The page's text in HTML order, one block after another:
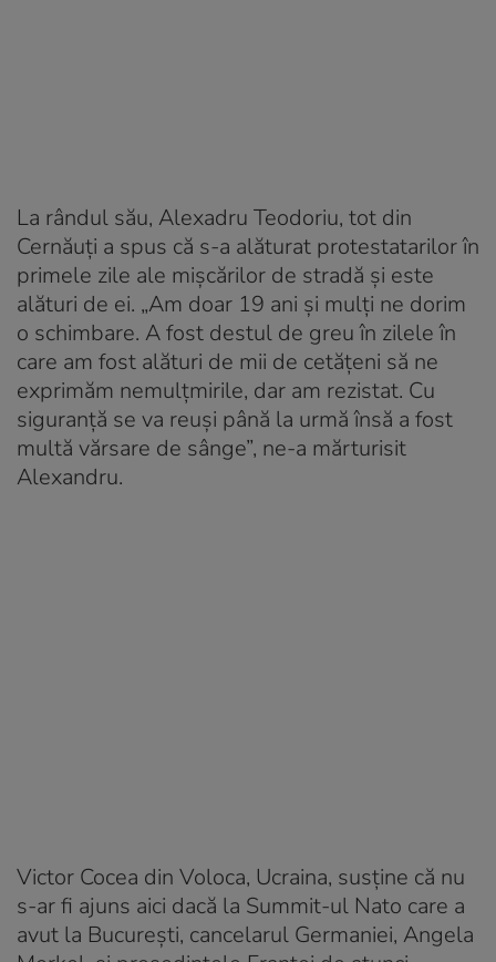
La rândul său, Alexadru Teodoriu, tot din
Cernăuți a spus că s-a alăturat protestatarilor în
primele zile ale mișcărilor de stradă și este
alături de ei. „Am doar 19 ani și mulți ne dorim
o schimbare. A fost destul de greu în zilele în
care am fost alături de mii de cetățeni să ne
exprimăm nemulțmirile, dar am rezistat. Cu
siguranță se va reuși până la urmă însă a fost
multă vărsare de sânge”, ne-a mărturisit
Alexandru.
Victor Cocea din Voloca, Ucraina, susține că nu
s-ar fi ajuns aici dacă la Summit-ul Nato care a
avut la București, cancelarul Germaniei, Angela